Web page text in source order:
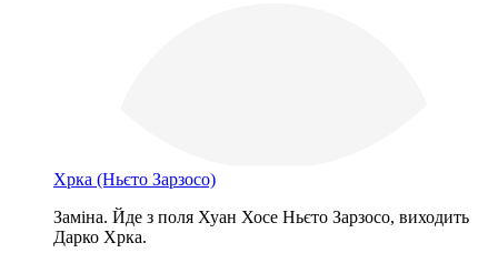
Хрка (Ньєто Зарзосо)
Заміна. Йде з поля Хуан Хосе Ньєто Зарзосо, виходить
Дарко Хрка.